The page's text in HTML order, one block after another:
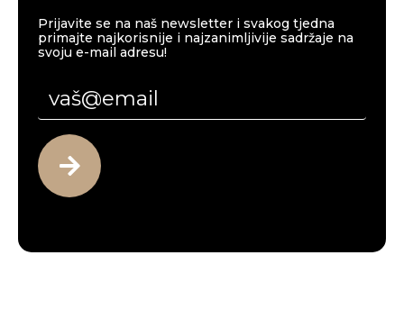
Prijavite se na naš newsletter i svakog tjedna
primajte najkorisnije i najzanimljivije sadržaje na
svoju e-mail adresu!